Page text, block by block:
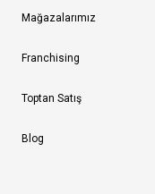
Mağazalarımız
Franchising
Toptan Satış
Blog